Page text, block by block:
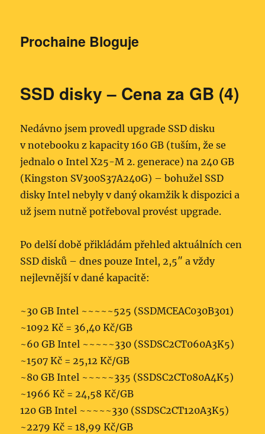
Prochaine Bloguje
SSD disky – Cena za GB (4)
Nedávno jsem provedl upgrade SSD disku
v notebooku z kapacity 160 GB (tuším, že se
jednalo o Intel X25-M 2. generace) na 240 GB
(Kingston SV300S37A240G) – bohužel SSD
disky Intel nebyly v daný okamžik k dispozici a
už jsem nutně potřeboval provést upgrade.
Po delší době přikládám přehled aktuálních cen
SSD disků – dnes pouze Intel, 2,5″ a vždy
nejlevnější v dané kapacitě:
~30 GB Intel ~~~~~525 (SSDMCEAC030B301)
~1092 Kč = 36,40 Kč/GB
~60 GB Intel ~~~~~330 (SSDSC2CT060A3K5)
~1507 Kč = 25,12 Kč/GB
~80 GB Intel ~~~~~335 (SSDSC2CT080A4K5)
~1966 Kč = 24,58 Kč/GB
120 GB Intel ~~~~~330 (SSDSC2CT120A3K5)
~2279 Kč = 18,99 Kč/GB